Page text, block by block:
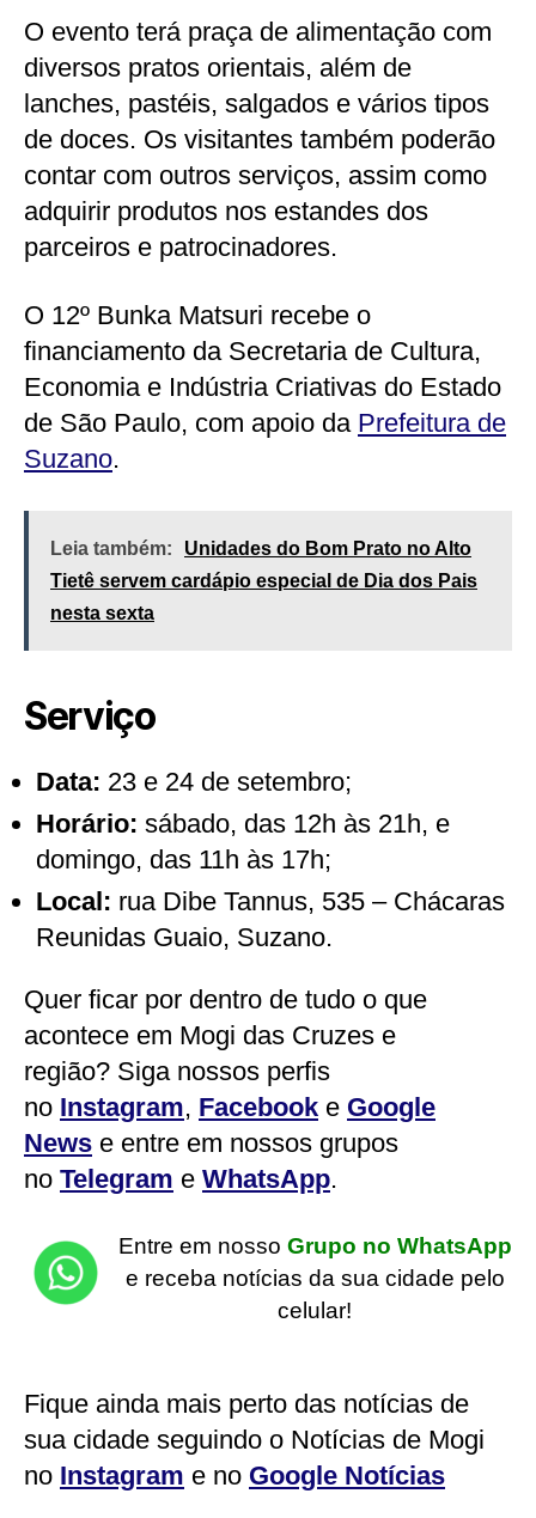
O evento terá praça de alimentação com
diversos pratos orientais, além de
lanches, pastéis, salgados e vários tipos
de doces. Os visitantes também poderão
contar com outros serviços, assim como
adquirir produtos nos estandes dos
parceiros e patrocinadores.
O 12º Bunka Matsuri recebe o
financiamento da Secretaria de Cultura,
Economia e Indústria Criativas do Estado
de São Paulo, com apoio da Prefeitura de
Suzano.
Leia também:
Unidades do Bom Prato no Alto
Tietê servem cardápio especial de Dia dos Pais
nesta sexta
Serviço
Data: 23 e 24 de setembro;
Horário: sábado, das 12h às 21h, e
domingo, das 11h às 17h;
Local: rua Dibe Tannus, 535 – Chácaras
Reunidas Guaio, Suzano.
Quer ficar por dentro de tudo o que
acontece em Mogi das Cruzes e
região? Siga nossos perfis
no Instagram, Facebook e Google
News e entre em nossos grupos
no Telegram e WhatsApp.
Entre em nosso Grupo no WhatsApp
e receba notícias da sua cidade pelo
celular!
Fique ainda mais perto das notícias de
sua cidade seguindo o Notícias de Mogi
no Instagram e no Google Notícias